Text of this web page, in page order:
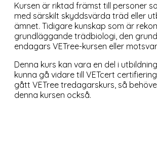
Kursen är riktad främst till personer
med särskilt skyddsvärda träd eller
ämnet. Tidigare kunskap som är
grundläggande trädbiologi, den
endagars VETree-kursen eller
Denna kurs kan vara en del i
kunna gå vidare till VETcert
gått VETree tredagarskurs, så
denna kursen också.